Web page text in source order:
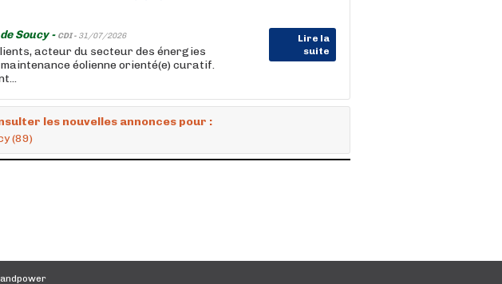
Soucy - CDI - 31/07/2026
Lire la
suite
acteur du secteur des énergies
éolienne orienté(e) curatif.
les nouvelles annonces pour :
(89)